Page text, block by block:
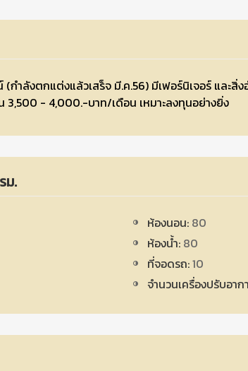
ำลังตกแต่งแล้วเสร็จ มี.ค.56) มีเฟอร์นิเจอร์ และสิ่
3,500 - 4,000.-บาท/เดือน เหมาะลงทุนอย่างยิ่ง
ม.
ห้องนอน: 80
ห้องน้ำ: 80
ที่จอดรถ:10
จำนวนเครื่องปรับอาก